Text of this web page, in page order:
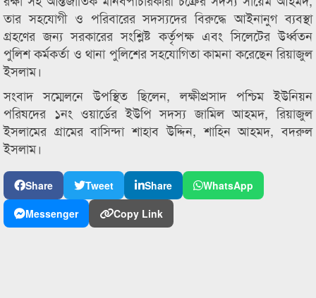
তার সহযোগী ও পরিবারের সদস্যদের বিরুদ্ধে আইনানুগ ব্যবস্থা
গ্রহণের জন্য সরকারের সংশ্লিষ্ট কর্তৃপক্ষ এবং সিলেটের উর্ধ্বতন
পুলিশ কর্মকর্তা ও থানা পুলিশের সহযোগিতা কামনা করেছেন রিয়াজুল
ইসলাম।
সংবাদ সম্মেলনে উপস্থিত ছিলেন, লক্ষীপ্রসাদ পশ্চিম ইউনিয়ন
পরিষদের ১নং ওয়ার্ডের ইউপি সদস্য জামিল আহমদ, রিয়াজুল
ইসলামের গ্রামের বাসিন্দা শাহাব উদ্দিন, শাহিন আহমদ, বদরুল
ইসলাম।
Share Tweet Share
WhatsApp
Messenger
Copy Link